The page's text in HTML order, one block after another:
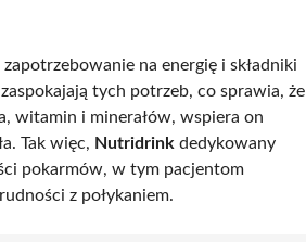
na energię i składniki
tych potrzeb, co sprawia, że
witamin i minerałów, wspiera on
Tak więc, Nutridrink dedykowany
pokarmów, w tym pacjentom
z połykaniem.